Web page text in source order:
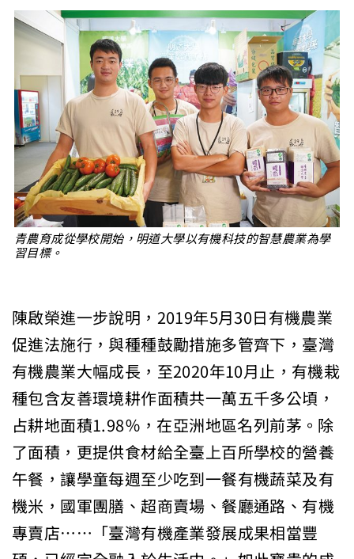
青農育成從學校開始，明道大學以有機科技的智慧農業為學
習目標。
陳啟榮進一步說明，2019年5月30日有機農業
促進法施行，與種種鼓勵措施多管齊下，臺灣
有機農業大幅成長，至2020年10月止，有機栽
種包含友善環境耕作面積共一萬五千多公頃，
占耕地面積1.98％，在亞洲地區名列前茅。除
了面積，更提供食材給全臺上百所學校的營養
午餐，讓學童每週至少吃到一餐有機蔬菜及有
機米，國軍團膳、超商賣場、餐廳通路、有機
專賣店……「臺灣有機產業發展成果相當豐